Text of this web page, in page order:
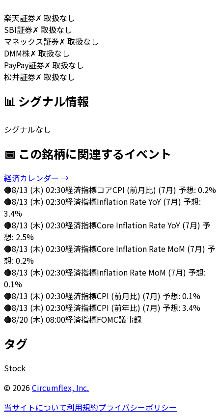
楽天証券✗ 取扱なし
SBI証券✗ 取扱なし
マネックス証券✗ 取扱なし
DMM株✗ 取扱なし
PayPay証券✗ 取扱なし
松井証券✗ 取扱なし
📊 シグナル情報
シグナルなし
📅 この銘柄に関連するイベント
経済カレンダー →
🔴8/13 (木) 02:30経済指標コアCPI (前月比) (7月) 予想: 0.2%
🔴8/13 (木) 02:30経済指標Inflation Rate YoY (7月) 予想:
3.4%
🔴8/13 (木) 02:30経済指標Core Inflation Rate YoY (7月) 予
想: 2.5%
🔴8/13 (木) 02:30経済指標Core Inflation Rate MoM (7月) 予
想: 0.2%
🔴8/13 (木) 02:30経済指標Inflation Rate MoM (7月) 予想:
0.1%
🔴8/13 (木) 02:30経済指標CPI (前月比) (7月) 予想: 0.1%
🔴8/13 (木) 02:30経済指標CPI (前年比) (7月) 予想: 3.4%
🔴8/20 (木) 08:00経済指標FOMC議事録
タグ
Stock
© 2026Circumflex, Inc.
当サイトについて利用規約プライバシーポリシー